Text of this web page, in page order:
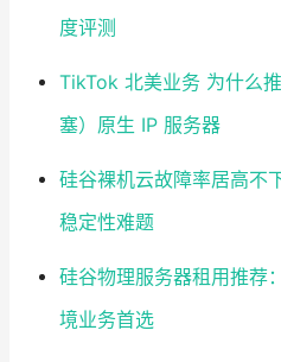
度评测
TikTok 北美业务 为什么
塞）原生 IP 服务器
硅谷裸机云故障率居高不
稳定性难题
硅谷物理服务器租用推荐
境业务首选